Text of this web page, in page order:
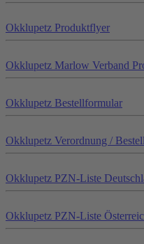
Okklupetz Produktflyer
Okklupetz Marlow Verband
Okklupetz Bestellformular
Okklupetz Verordnung /
Okklupetz PZN-Liste
Okklupetz PZN-Liste